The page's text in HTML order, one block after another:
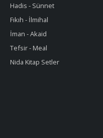
Hadis - Sünnet
Fıkıh - İlmihal
İman - Akaid
Tefsir - Meal
Nida Kitap Setler